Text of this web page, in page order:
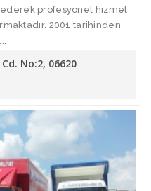
profesyonel hizmet
2001 tarihinden
No:2, 06620